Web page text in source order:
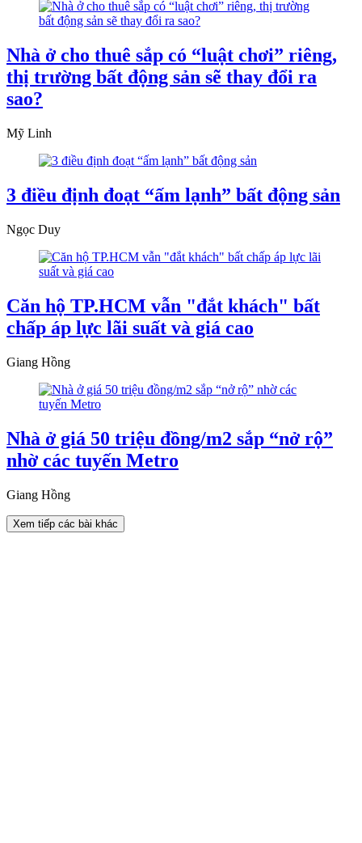
Nhà ở cho thuê sắp có “luật chơi” riêng,
thị trường bất động sản sẽ thay đổi ra
sao?
Mỹ Linh
3 điều định đoạt “ấm lạnh” bất động sản
Ngọc Duy
Căn hộ TP.HCM vẫn "đắt khách" bất
chấp áp lực lãi suất và giá cao
Giang Hồng
Nhà ở giá 50 triệu đồng/m2 sắp “nở rộ”
nhờ các tuyến Metro
Giang Hồng
Xem tiếp các bài khác